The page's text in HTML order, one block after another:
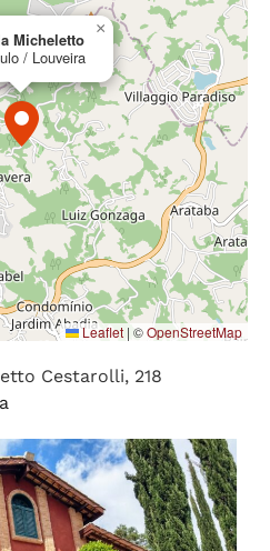
Micheletto
/ Louveira
×
Leaflet | ©OpenStreetMap
Cestarolli, 218